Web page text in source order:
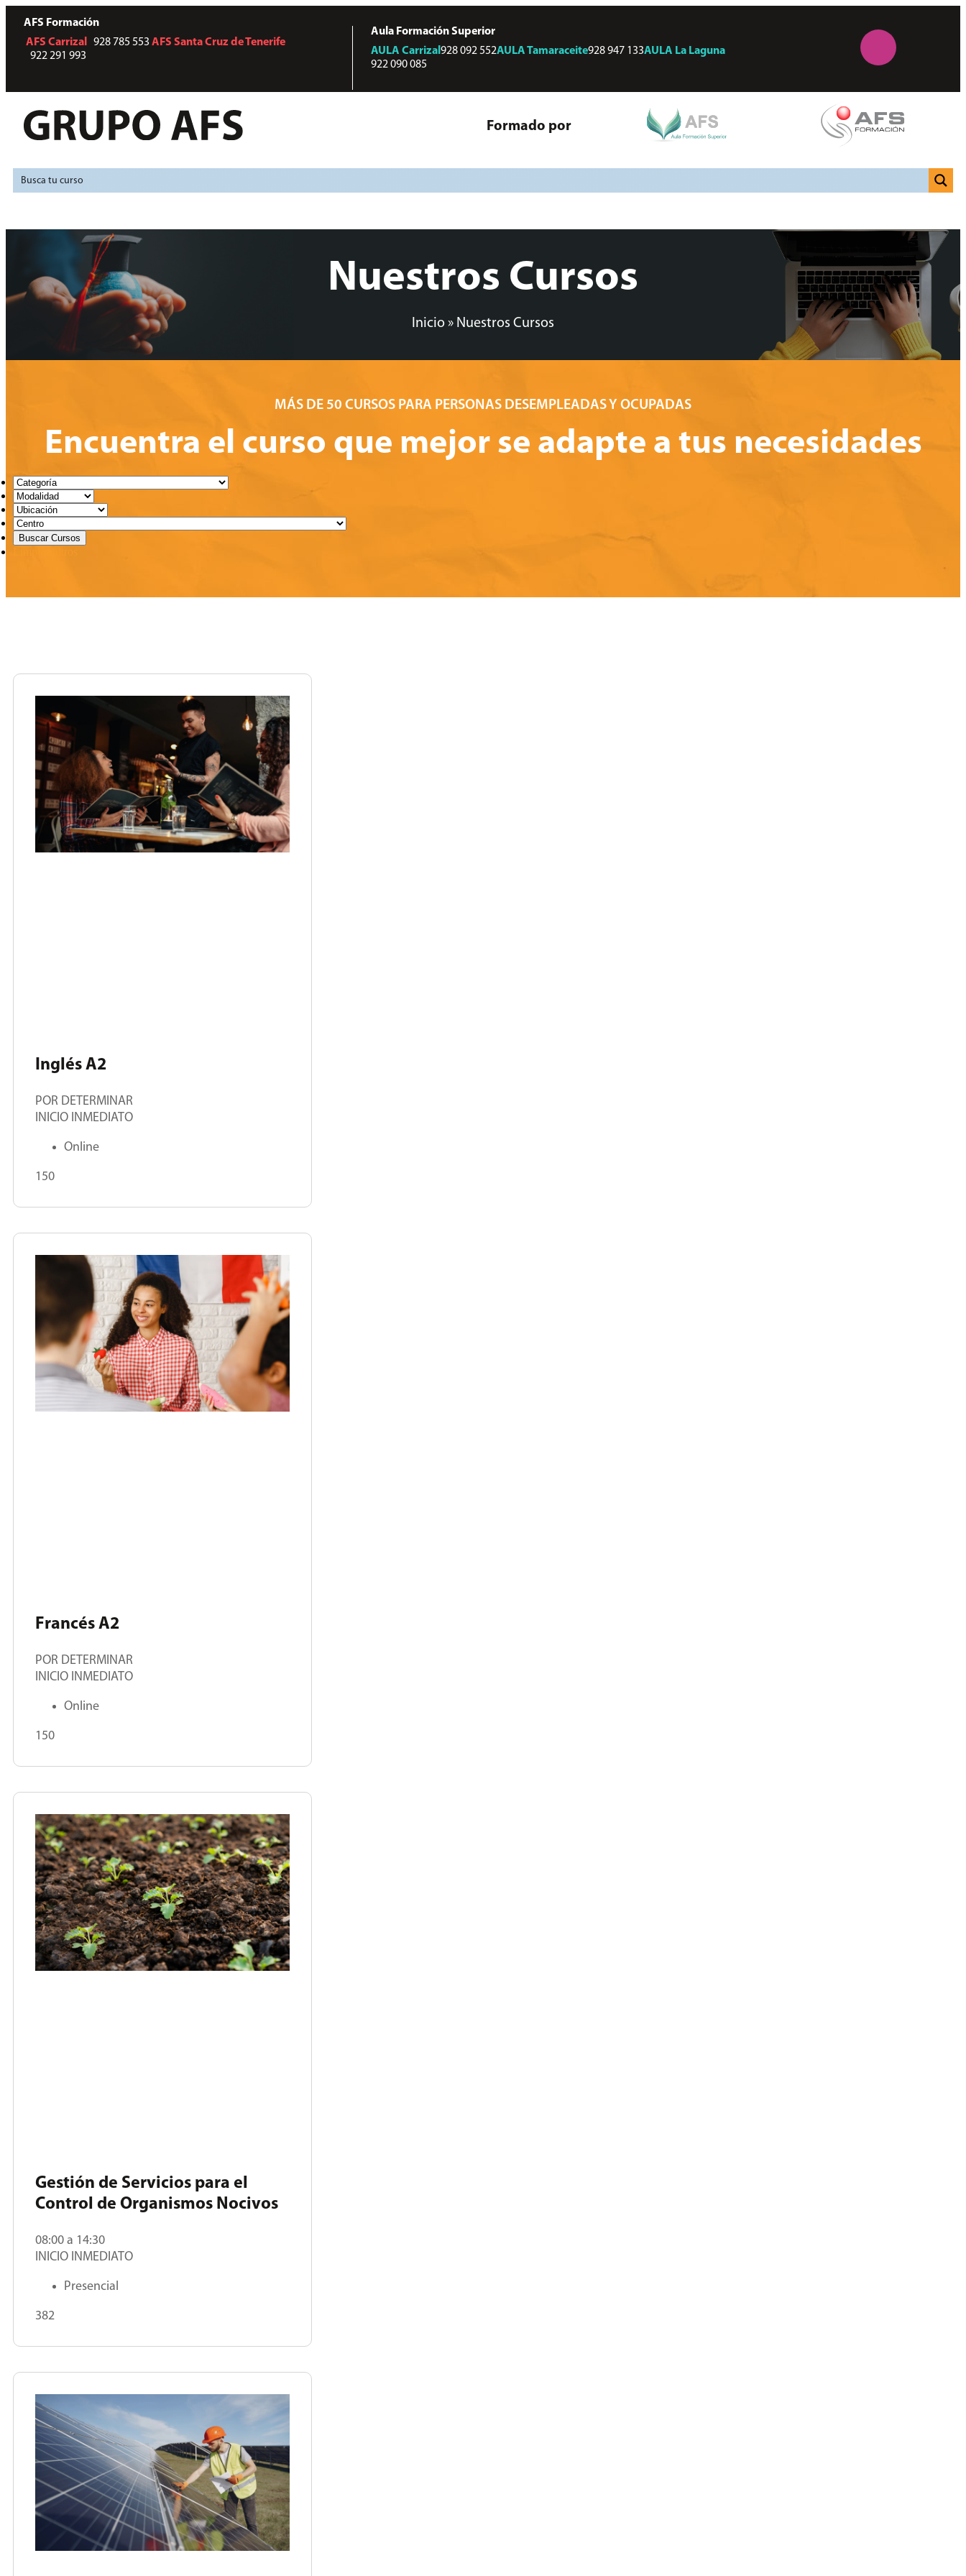
AFS Formación
AFS Carrizal 928 785 553 AFS Santa Cruz de Tenerife
922 291 993
Aula Formación Superior
AULA Carrizal 928 092 552AULATamaraceite928 947 133AULA La Laguna
922 090 085
Formado por
Nuestros Cursos
Inicio » Nuestros Cursos
MÁS DE 50 CURSOS PARA PERSONAS DESEMPLEADAS Y OCUPADAS
Encuentra el curso que mejor se adapte a tus necesidades
Inglés A2
POR DETERMINAR
INICIO INMEDIATO
Online
150
Francés A2
POR DETERMINAR
INICIO INMEDIATO
Online
150
Gestión de Servicios para el
Control de Organismos Nocivos
08:00 a 14:30
INICIO INMEDIATO
Presencial
382